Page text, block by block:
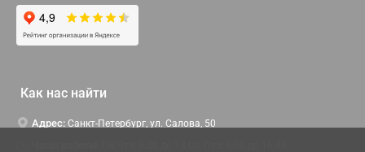
Как нас найти
Адрес: Санкт-Петербург, ул. Салова, 50